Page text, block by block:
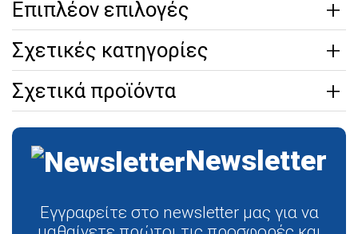
Επιπλέον επιλογές
Σχετικές κατηγορίες
Σχετικά προϊόντα
Newsletter
Εγγραφείτε στο newsletter μας για να